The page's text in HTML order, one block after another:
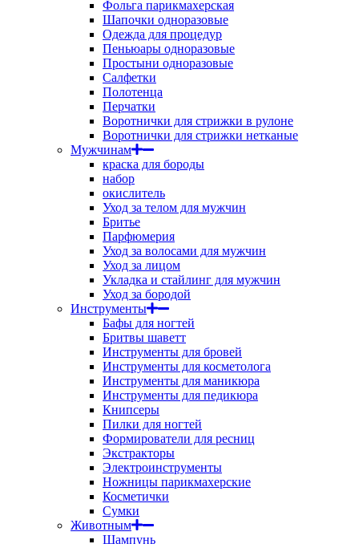
Фольга парикмахерская
Шапочки одноразовые
Одежда для процедур
Пеньюары одноразовые
Простыни одноразовые
Салфетки
Полотенца
Перчатки
Воротнички для стрижки в рулоне
Воротнички для стрижки нетканые
Мужчинам
краска для бороды
набор
окислитель
Уход за телом для мужчин
Бритье
Парфюмерия
Уход за волосами для мужчин
Уход за лицом
Укладка и стайлинг для мужчин
Уход за бородой
Инструменты
Бафы для ногтей
Бритвы шаветт
Инструменты для бровей
Инструменты для косметолога
Инструменты для маникюра
Инструменты для педикюра
Книпсеры
Пилки для ногтей
Формирователи для ресниц
Экстракторы
Электроинструменты
Ножницы парикмахерские
Косметички
Сумки
Животным
Шампунь